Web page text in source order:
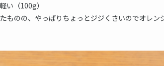
い（100g）
ものの、やっぱりちょっとジジくさいのでオレ